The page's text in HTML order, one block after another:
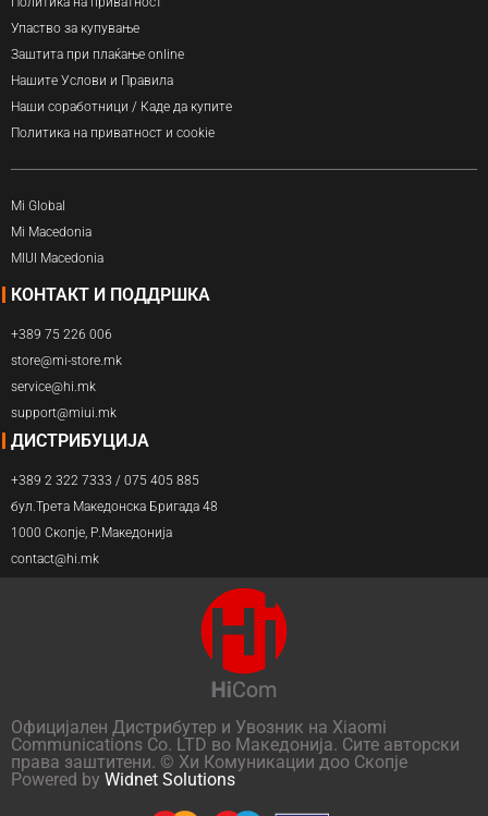
Упаство за купување
Заштита при плаќање online
Нашите Услови и Правила
Наши соработници / Каде да купите
Политика на приватност и cookie
Mi Global
Mi Macedonia
MIUI Macedonia
КОНТАКТ И ПОДДРШКА
+389 75 226 006
store@mi-store.mk
service@hi.mk
support@miui.mk
ДИСТРИБУЦИЈА
+389 2 322 7333 / 075 405 885
бул.Трета Македонска Бригада 48
1000 Скопје, Р.Македонија
contact@hi.mk
Официјален Дистрибутер и Увозник на Xiaomi
Communications Co. LTD во Македонија. Сите авторски
права заштитени. © Хи Комуникации доо Скопје
Powered by Widnet Solutions